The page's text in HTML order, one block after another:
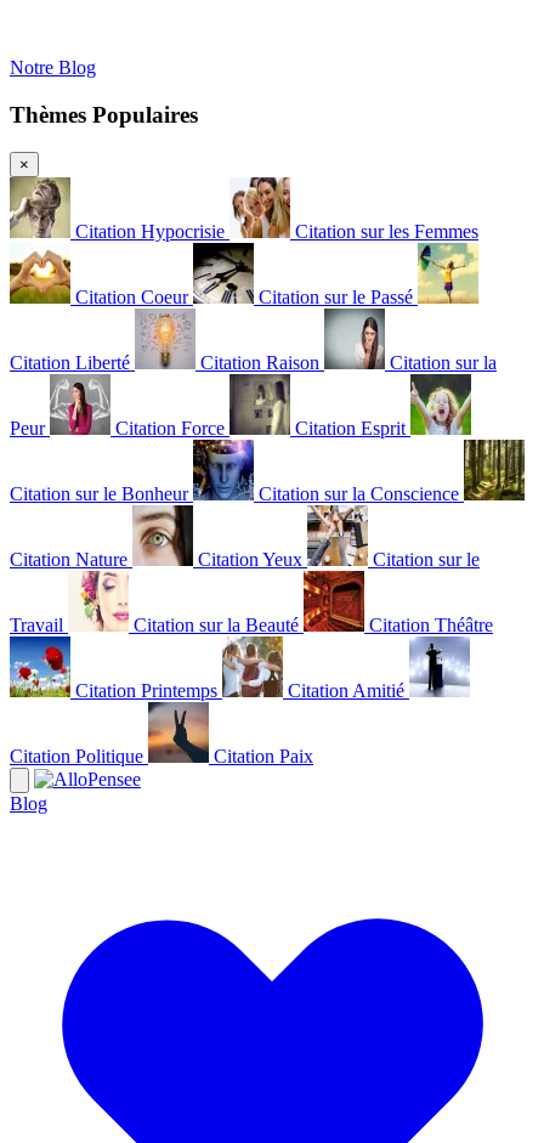
Notre Blog
Thèmes Populaires
×
Citation Hypocrisie Citation sur les Femmes
Citation Coeur Citation sur le Passé
Citation Liberté Citation Raison Citation sur la
Peur Citation Force Citation Esprit
Citation sur le Bonheur Citation sur la Conscience
Citation Nature Citation Yeux Citation sur le
Travail Citation sur la Beauté Citation Théâtre
Citation Printemps Citation Amitié
Citation Politique Citation Paix
Blog